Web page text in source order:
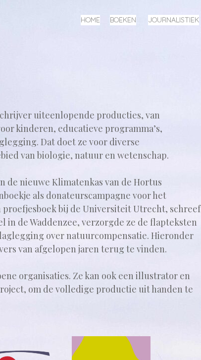
HOME BOEKEN JOURNALISTIEK
uiteenlopende producties, van
kinderen, educatieve programma’s,
Dat doet ze voor diverse
van biologie, natuur en wetenschap.
de nieuwe Klimatenkas van de Hortus
als donateurscampagne voor het
proefjesboek bij de Universiteit Utrecht, schreef
in de Waddenzee, verzorgde ze de flapteksten
over natuurcompensatie. Hieronder
van afgelopen jaren terug te vinden.
organisaties. Ze kan ook een illustrator en
om de volledige productie uit handen te